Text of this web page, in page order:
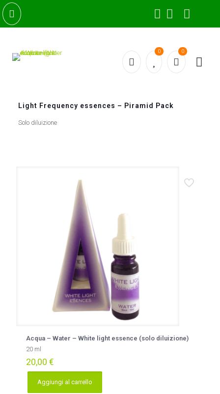
0 0
Light Frequency essences – Piramid Pack
Solo diluizione
Acqua – Water – White light essence (solo diluizione)
20 ml
20,00 €
Aggiungi al carrello